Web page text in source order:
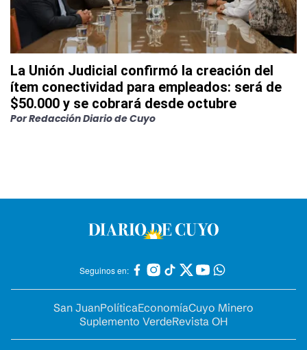
La Unión Judicial confirmó la creación del
ítem conectividad para empleados: será de
$50.000 y se cobrará desde octubre
PorRedacción Diario de Cuyo
Seguinos en:
San JuanPolíticaEconomíaCuyo Minero
Suplemento VerdeRevista OH